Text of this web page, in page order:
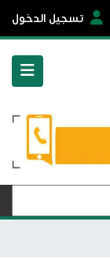
تسجيل الدخول